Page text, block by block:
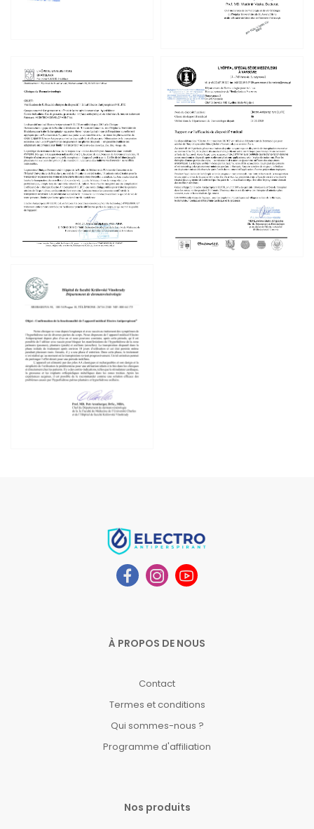
À PROPOS DE NOUS
Contact
Termes et conditions
Qui sommes-nous ?
Programme d'affiliation
Nos produits